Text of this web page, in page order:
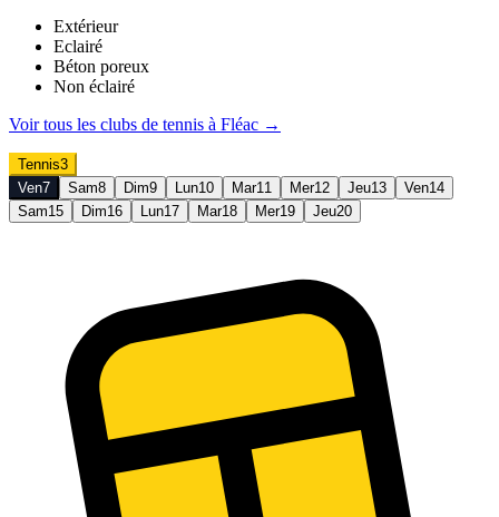
Extérieur
Eclairé
Béton poreux
Non éclairé
Voir tous les clubs de tennis à Fléac →
Tennis3
Ven7 Sam8 Dim9 Lun10 Mar11 Mer12 Jeu13 Ven14
Sam15 Dim16 Lun17 Mar18 Mer19 Jeu20